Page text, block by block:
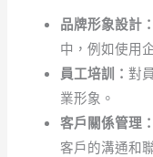
品牌形象設計
中，例如使用
員工培訓：對
業形象。
客戶關係管理
客戶的溝通和